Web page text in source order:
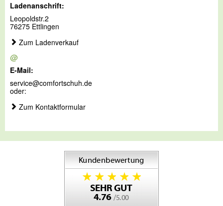
Ladenanschrift:
Leopoldstr.2
76275 Ettlingen
Zum Ladenverkauf
@
E-Mail:
service@comfortschuh.de
oder:
Zum Kontaktformular